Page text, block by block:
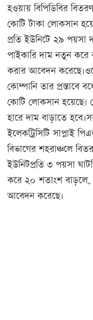
হওয়ায় বিপিডিবির
কোটি টাকা লোকসান
প্রতি ইউনিটে ২৯ পয়সা
পাইকারি দাম নতুন করে
করার আবেদন
কোম্পানি তার প্রস্তাবে
কোটি লোকসান হয়েছে।
হারে দাম বাড়াতে
ইলেকট্রিসিটি সাপ্লাই
বিভাগের শহরাঞ্চলে
ইউনিটপ্রতি ৩ পয়সা
করে ২০ শতাংশ বাড়লে,
আবেদন করেছে।